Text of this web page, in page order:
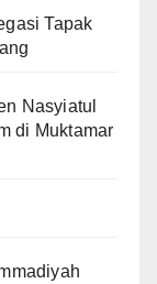
Tapak
Nasyiatul
di Muktamar